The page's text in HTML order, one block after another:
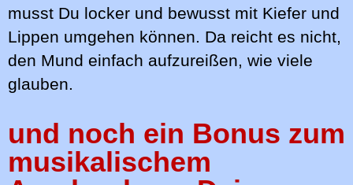
musst Du locker und bewusst mit Kiefer und
Lippen umgehen können. Da reicht es nicht,
den Mund einfach aufzureißen, wie viele
glauben.
und noch ein Bonus zum
musikalischem